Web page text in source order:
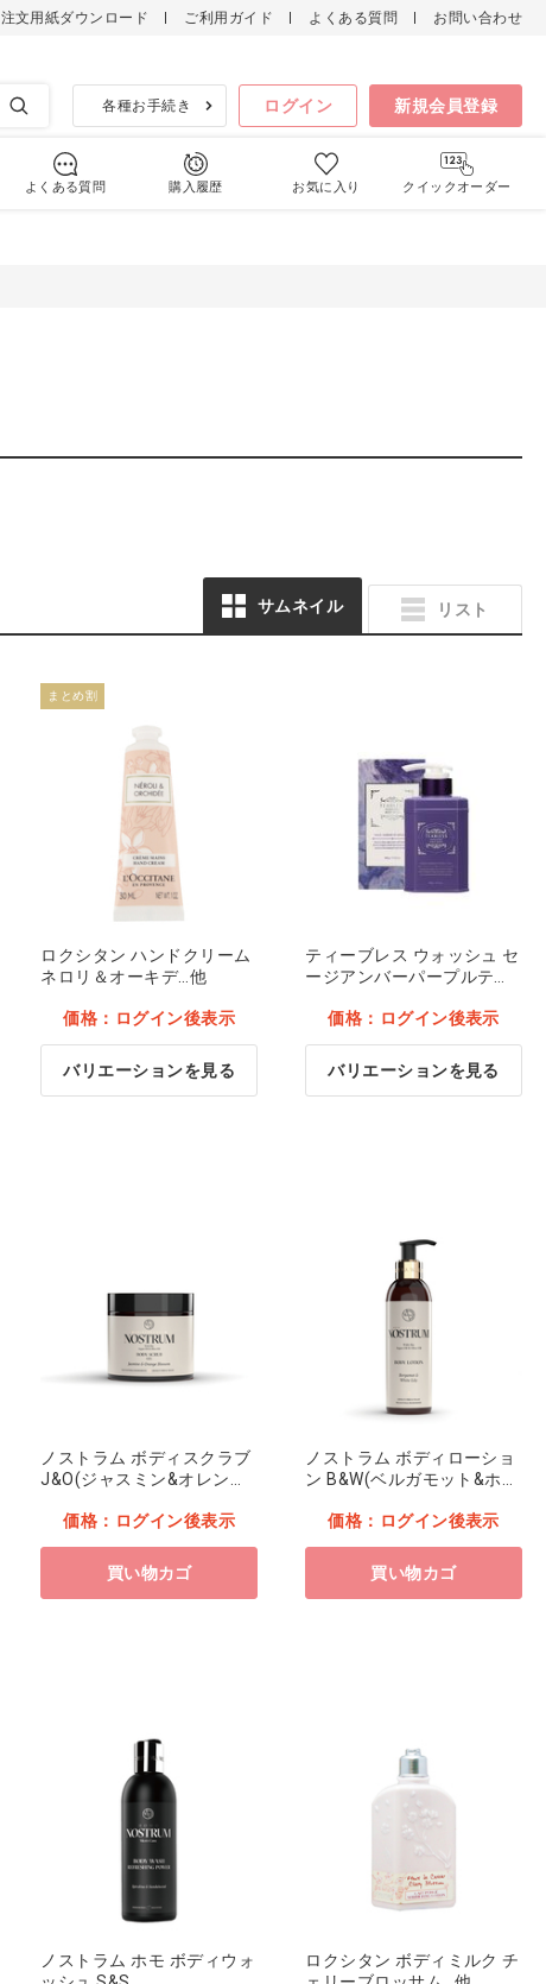
注文用紙ダウンロード ご利用ガイド よくある質問 お問い合わせ
検索 各種お手続き ログイン 新規会員登録
価格：ログイン後表示
レディースカットソー
9001 [FOLK] ブラック
よくある質問 購入履歴 お気に入り クイックオーダー
サムネイル リスト
まとめ割
ロクシタン ハンドクリーム
ネロリ＆オーキデ…他
価格：ログイン後表示
バリエーションを見る
ティーブレス ウォッシュ セ
ージアンバーパープルティ
価格：ログイン後表示
バリエーションを見る
ノストラム ボディスクラブ
J&O(ジャスミン&オレンジ
価格：ログイン後表示
買い物カゴ
ノストラム ボディローショ
ン B&W(ベルガモット&ホワ
価格：ログイン後表示
買い物カゴ
ノストラム ホモ ボディウォ
ロクシタン ボディミルク チ